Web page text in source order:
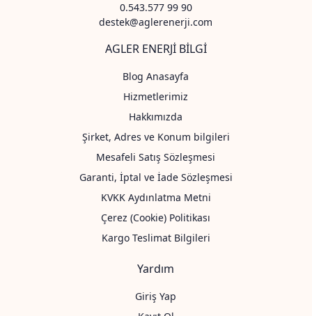
AGLER ENERJİ BİLGİ
Blog Anasayfa
Hizmetlerimiz
Hakkımızda
Şirket, Adres ve Konum bilgileri
Mesafeli Satış Sözleşmesi
Garanti, İptal ve İade Sözleşmesi
KVKK Aydınlatma Metni
Çerez (Cookie) Politikası
Kargo Teslimat Bilgileri
0.543.577 99 90
destek@aglerenerji.com
Yardım
Giriş Yap